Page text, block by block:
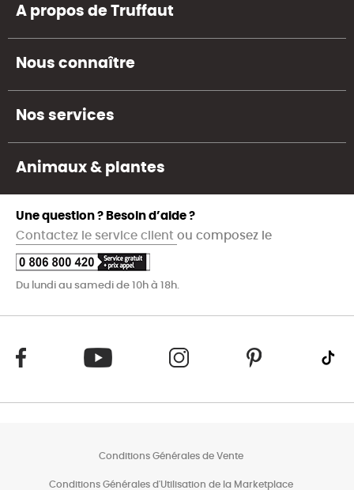
A propos de Truffaut
Nous connaître
Nos services
Animaux & plantes
Une question ? Besoin d’aide ?
Contactez le service client ou composez le
Du lundi au samedi de 10h à 18h.
Conditions Générales de Vente
Conditions Générales d'Utilisation de la Marketplace